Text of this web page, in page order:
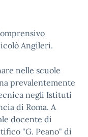
Angileri.
nelle scuole
prevalentemente
negli Istituti
di Roma. A
docente di
"G. Peano" di